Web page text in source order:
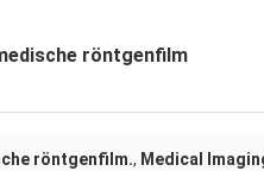
röntgenfilm
röntgenfilm., Medical